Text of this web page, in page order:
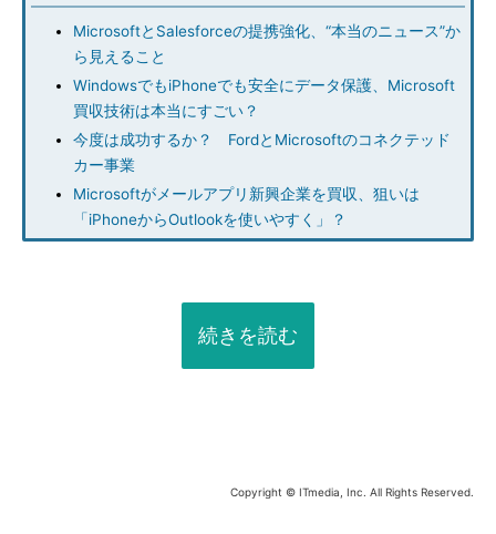
MicrosoftとSalesforceの提携強化、“本当のニュース”か
ら見えること
WindowsでもiPhoneでも安全にデータ保護、Microsoft
買収技術は本当にすごい？
今度は成功するか？ FordとMicrosoftのコネクテッド
カー事業
Microsoftがメールアプリ新興企業を買収、狙いは
「iPhoneからOutlookを使いやすく」？
続きを読む
Copyright © ITmedia, Inc. All Rights Reserved.